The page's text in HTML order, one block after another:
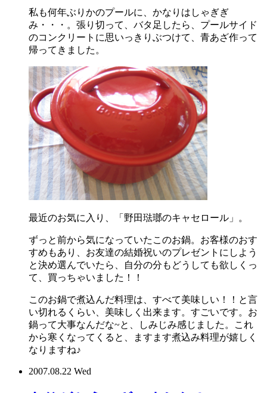
私も何年ぶりかのプールに、かなりはしゃぎぎ
み・・・。張り切って、バタ足したら、プールサイド
のコンクリートに思いっきりぶつけて、青あざ作って
帰ってきました。
最近のお気に入り、「野田琺瑯のキャセロール」。
ずっと前から気になっていたこのお鍋。お客様のおす
すめもあり、お友達の結婚祝いのプレゼントにしよう
と決め選んでいたら、自分の分もどうしても欲しくっ
て、買っちゃいました！！
このお鍋で煮込んだ料理は、すべて美味しい！！と言
い切れるくらい、美味しく出来ます。すごいです。お
鍋って大事なんだな~と、しみじみ感じました。これ
から寒くなってくると、ますます煮込み料理が嬉しく
なりますね♪
2007.08.22 Wed